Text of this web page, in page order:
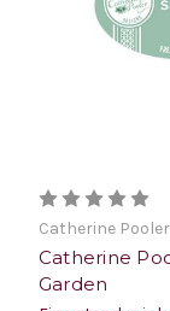
Catherine Pooler
Catherine
Garden